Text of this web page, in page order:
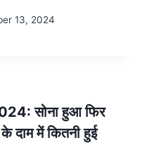
13, 2024
सोना हुआ फिर
दाम में कितनी हुई